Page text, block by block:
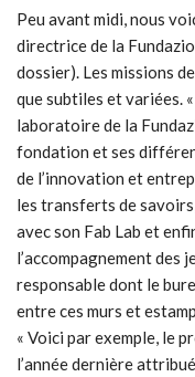
Peu avant midi, nous
directrice de la
dossier). Les missions
que subtiles et variées.
laboratoire de la
fondation et ses
de l’innovation et
les transferts de
avec son Fab Lab et
l’accompagnement des
responsable dont le
entre ces murs et
« Voici par exemple, le
l’année dernière